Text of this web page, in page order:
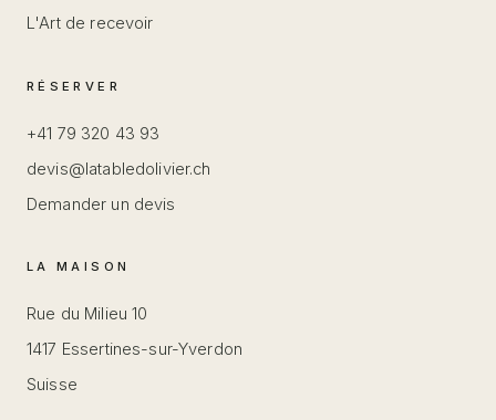
L'Art de recevoir
RÉSERVER
+41 79 320 43 93
devis@latabledolivier.ch
Demander un devis
LA MAISON
Rue du Milieu 10
1417 Essertines-sur-Yverdon
Suisse